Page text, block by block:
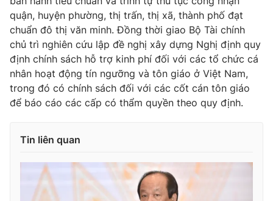
quận, huyện phường, thị trấn, thị xã, thành phố đạt
chuẩn đô thị văn minh. Đồng thời giao Bộ Tài chính
chủ trì nghiên cứu lập đề nghị xây dựng Nghị định quy
định chính sách hỗ trợ kinh phí đối với các tổ chức cá
nhân hoạt động tín ngưỡng và tôn giáo ở Việt Nam,
trong đó có chính sách đối với các cốt cán tôn giáo
để báo cáo các cấp có thẩm quyền theo quy định.
Tin liên quan